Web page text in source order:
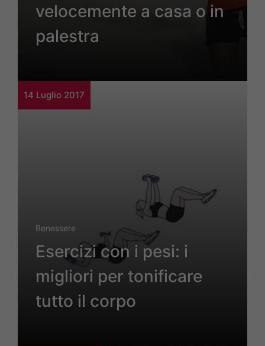
velocemente a casa o in
palestra
14 Luglio 2017
Benessere
Esercizi con i pesi: i
migliori per tonificare
tutto il corpo